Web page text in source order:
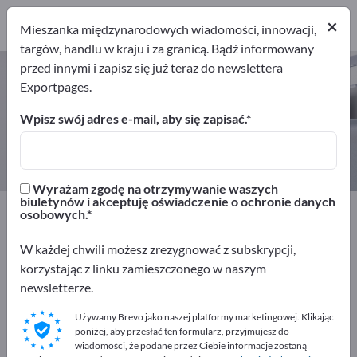
Systemy kontroli dostępu – znajdź
producentów i dostawców
Producenci
Exportpages
Bezpieczeństwo i ochrona
Reklamuj się bezpłatnie w serwisie
Exportpages!
Szukaj – Oferty – Towary używane – Kontakty biznesowe
>> zacznij tutaj
×
Mieszanka międzynarodowych wiadomości, innowacji,
targów, handlu w kraju i za granicą. Bądź informowany
przed innymi i zapisz się już teraz do newslettera
Exportpages.
Wpisz swój adres e-mail, aby się zapisać.
Wyrażam zgodę na otrzymywanie waszych
biuletynów i akceptuję oświadczenie o ochronie danych
osobowych.
W każdej chwili możesz zrezygnować z subskrypcji,
korzystając z linku zamieszczonego w naszym
newsletterze.
Używamy Brevo jako naszej platformy marketingowej. Klikając
poniżej, aby przesłać ten formularz, przyjmujesz do
wiadomości, że podane przez Ciebie informacje zostaną